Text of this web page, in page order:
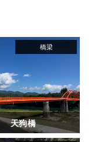
天狗橋